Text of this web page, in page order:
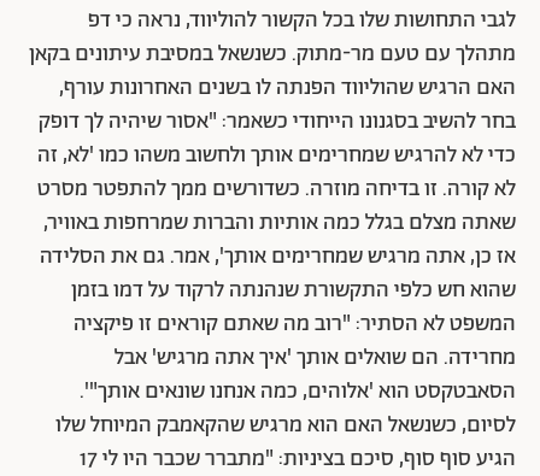
לגבי התחושות שלו בכל הקשור להוליווד, נראה כי דפ
מתהלך עם טעם מר-מתוק. כשנשאל במסיבת עיתונים בקאן
האם הרגיש שהוליווד הפנתה לו בשנים האחרונות עורף,
בחר להשיב בסגנונו הייחודי כשאמר: "אסור שיהיה לך דופק
כדי לא להרגיש שמחרימים אותך ולחשוב משהו כמו 'לא, זה
לא קורה. זו בדיחה מוזרה. כשדורשים ממך להתפטר מסרט
שאתה מצלם בגלל כמה אותיות והברות שמרחפות באוויר,
אז כן, אתה מרגיש שמחרימים אותך', אמר. גם את הסלידה
שהוא חש כלפי התקשורת שנהנתה לרקוד על דמו בזמן
המשפט לא הסתיר: "רוב מה שאתם קוראים זו פיקציה
מחרידה. הם שואלים אותך 'איך אתה מרגיש' אבל
הסאבטקסט הוא 'אלוהים, כמה אנחנו שונאים אותך"'.
לסיום, כשנשאל האם הוא מרגיש שהקאמבק המיוחל שלו
הגיע סוף סוף, סיכם בציניות: "מתברר שכבר היו לי 17